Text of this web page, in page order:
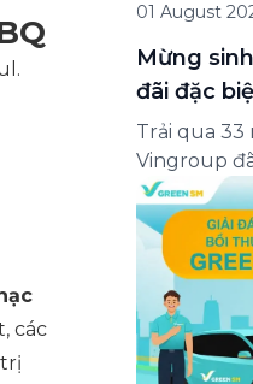
các
01 August
Mừng
đãi đặc
Trải qua
Vingroup
nhân đa
doanh
bảng xếp
Nhân kỷ
đến 8/8/